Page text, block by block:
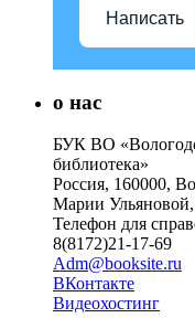
Написать
о нас
БУК ВО
библиотека»
Россия, 160000,
Марии Ульяновой,
Телефон для
8(8172)21-17-69
Adm@booksite.ru
ВКонтакте
Видеохостинг